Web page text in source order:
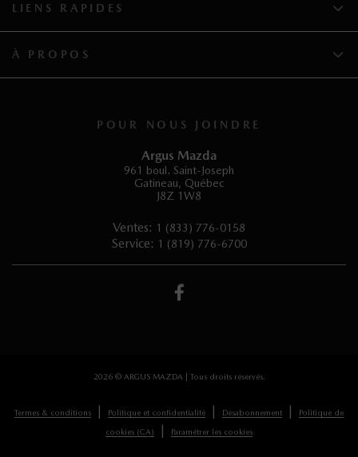
POUR NOUS JOINDRE
Argus Mazda
961 boul. Saint-Joseph
Gatineau, Québec
J8Z 1W8
Ventes: 1 (833) 776-0158
Service: 1 (819) 776-6700
LIENS RAPIDES
À PROPOS
2026 © ARGUS MAZDA | Tous droits réservés.
Termes & conditions | Politique et confidentialité | Désabonnement |
Politique de
cookies (CA)
| Paramétrer les cookies